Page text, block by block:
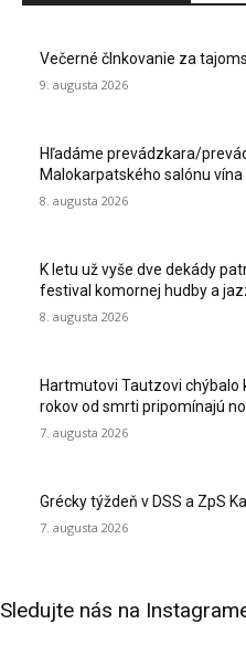
Večerné člnkovanie za
9. augusta 2026
Hľadáme prevádzkara/
Malokarpatského salónu
8. augusta 2026
K letu už vyše dve dekády
festival komornej hudby a
8. augusta 2026
Hartmutovi Tautzovi chýbalo
rokov od smrti pripomínajú
7. augusta 2026
Grécky týždeň v DSS a ZpS
7. augusta 2026
Sledujte nás na